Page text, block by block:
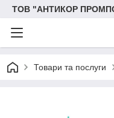
ТОВ "АНТИКОР
Товари та послуги